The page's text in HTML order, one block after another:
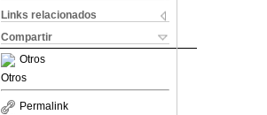
Links relacionados
Compartir
Otros
Otros
Permalink